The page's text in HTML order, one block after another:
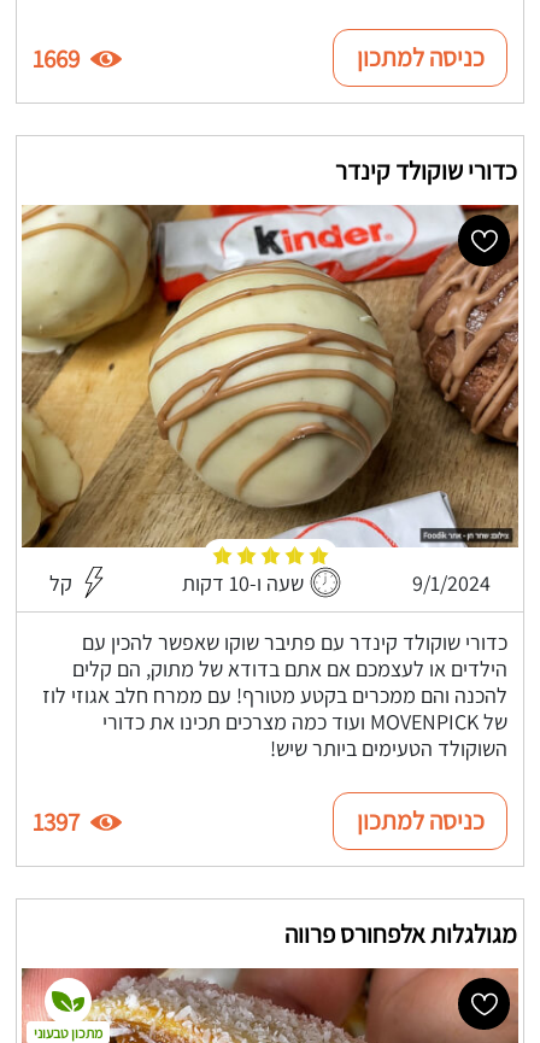
כניסה למתכון 1669
כדורי שוקולד קינדר
9/1/2024 שעה ו-10 דקות קל
כדורי שוקולד קינדר עם פתיבר שוקו שאפשר להכין עם
הילדים או לעצמכם אם אתם בדודא של מתוק, הם קלים
להכנה והם ממכרים בקטע מטורף! עם ממרח חלב אגוזי לוז
של MOVENPICK ועוד כמה מצרכים תכינו את כדורי
השוקולד הטעימים ביותר שיש!
כניסה למתכון 1397
מגולגלות אלפחורס פרווה
מתכון טבעוני